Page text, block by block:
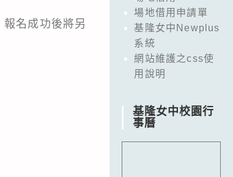
名成功後將另
場地借用申請單
基隆女中Newplus
系統
網站維護之css使
用說明
基隆女中校園行
事曆